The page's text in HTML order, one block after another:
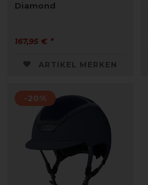
Diamond
167,95 € *
ARTIKEL MERKEN
-20%